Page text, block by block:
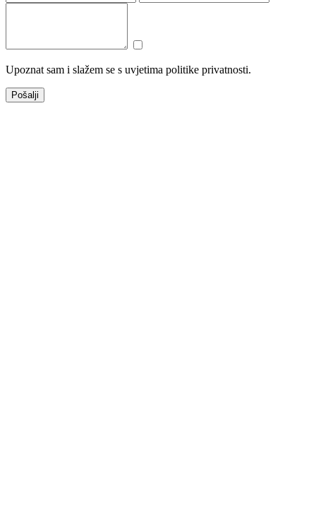
Upoznat sam i slažem se s uvjetima politike privatnosti.
Pošalji